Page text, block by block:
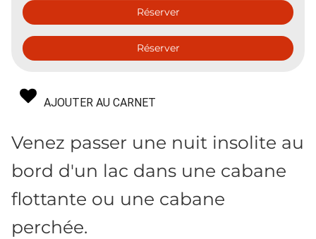
Réserver
Réserver
AJOUTER AU CARNET
Venez passer une nuit insolite au
bord d'un lac dans une cabane
flottante ou une cabane
perchée.